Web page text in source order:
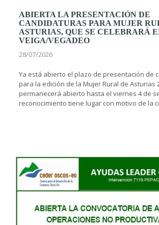
ABIERTA LA PRESENTACIÓN DE
CANDIDATURAS PARA MUJER
ASTURIAS, QUE SE CELEBRARÁ
VEIGA/VEGADEO
28/07/2026
Ya está abierto el plazo de presentación de
para la edición de la Mujer Rural de Asturias
permanecerá abierto hasta el viernes 4 de
reconocimiento tiene lugar con motivo de la